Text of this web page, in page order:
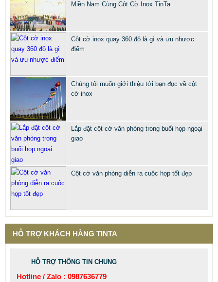
QUÀ TẶNG Ý NGHĨA CHO SẾP – ĐỘC LẠ, SANG TRỌNG -
CỜ ĐỂ BÀN & HỘP BÚT CAO CẤP
2.968.680 VNĐ2.986.860 VNĐ
Mẫu: QUA TANG Y NGHIA CHO SEP
Miền Nam Cùng Cột Cờ Inox TinTa
Cột cờ inox quay 360 độ là gì và ưu nhược
điểm
Chúng tôi muốn giới thiệu tới bạn đọc về cột
cờ inox
Lắp đặt cột cờ văn phòng trong buổi họp ngoại
giao
Cột cờ văn phòng diễn ra cuộc họp tốt đẹp
HỖ TRỢ KHÁCH HÀNG TINTA
HỖ TRỢ THÔNG TIN CHUNG
Hotline / Zalo : 0987636779